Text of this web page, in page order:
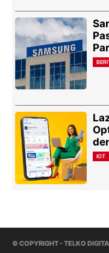
IOT
© COPYRIGHT - TELKO